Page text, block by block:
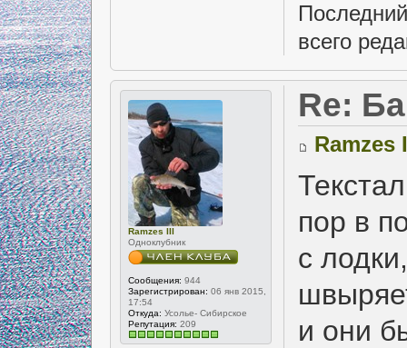
всего
Ramzes III
Одноклубник
Сообщения: 944
Зарегистрирован: 06 янв 2015,
17:54
Откуда: Усолье- Сибирское
Репутация: 209
Re:
Ramzes
пор в
с
и они